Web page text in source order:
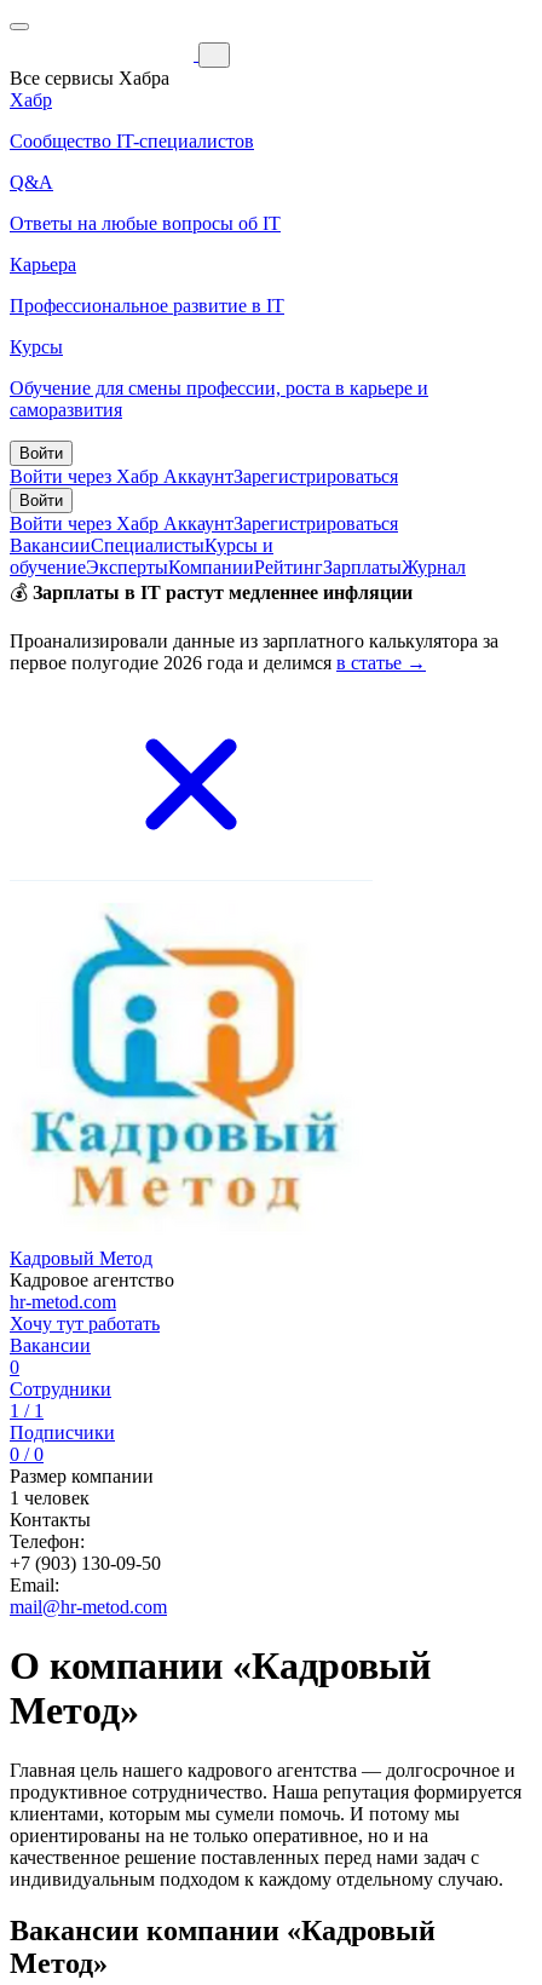
Все сервисы Хабра
Хабр
Сообщество IT-специалистов
Q&A
Ответы на любые вопросы об IT
Карьера
Профессиональное развитие в IT
Курсы
Обучение для смены профессии, роста в карьере и
саморазвития
Войти
Войти через Хабр АккаунтЗарегистрироваться
Войти
Войти через Хабр АккаунтЗарегистрироваться
ВакансииСпециалистыКурсы и
обучениеЭкспертыКомпанииРейтингЗарплатыЖурнал
💰 Зарплаты в IT растут медленнее инфляции
Проанализировали данные из зарплатного калькулятора за
первое полугодие 2026 года и делимся в статье →
Кадровый Метод
Кадровое агентство
hr-metod.com
Хочу тут работать
Вакансии
0
Сотрудники
1 / 1
Подписчики
0 / 0
Размер компании
1 человек
Контакты
Телефон:
+7 (903) 130-09-50
Email:
mail@hr-metod.com
О компании «Кадровый
Метод»
Главная цель нашего кадрового агентства — долгосрочное и
продуктивное сотрудничество. Наша репутация формируется
клиентами, которым мы сумели помочь. И потому мы
ориентированы на не только оперативное, но и на
качественное решение поставленных перед нами задач с
индивидуальным подходом к каждому отдельному случаю.
Вакансии компании «Кадровый
Метод»